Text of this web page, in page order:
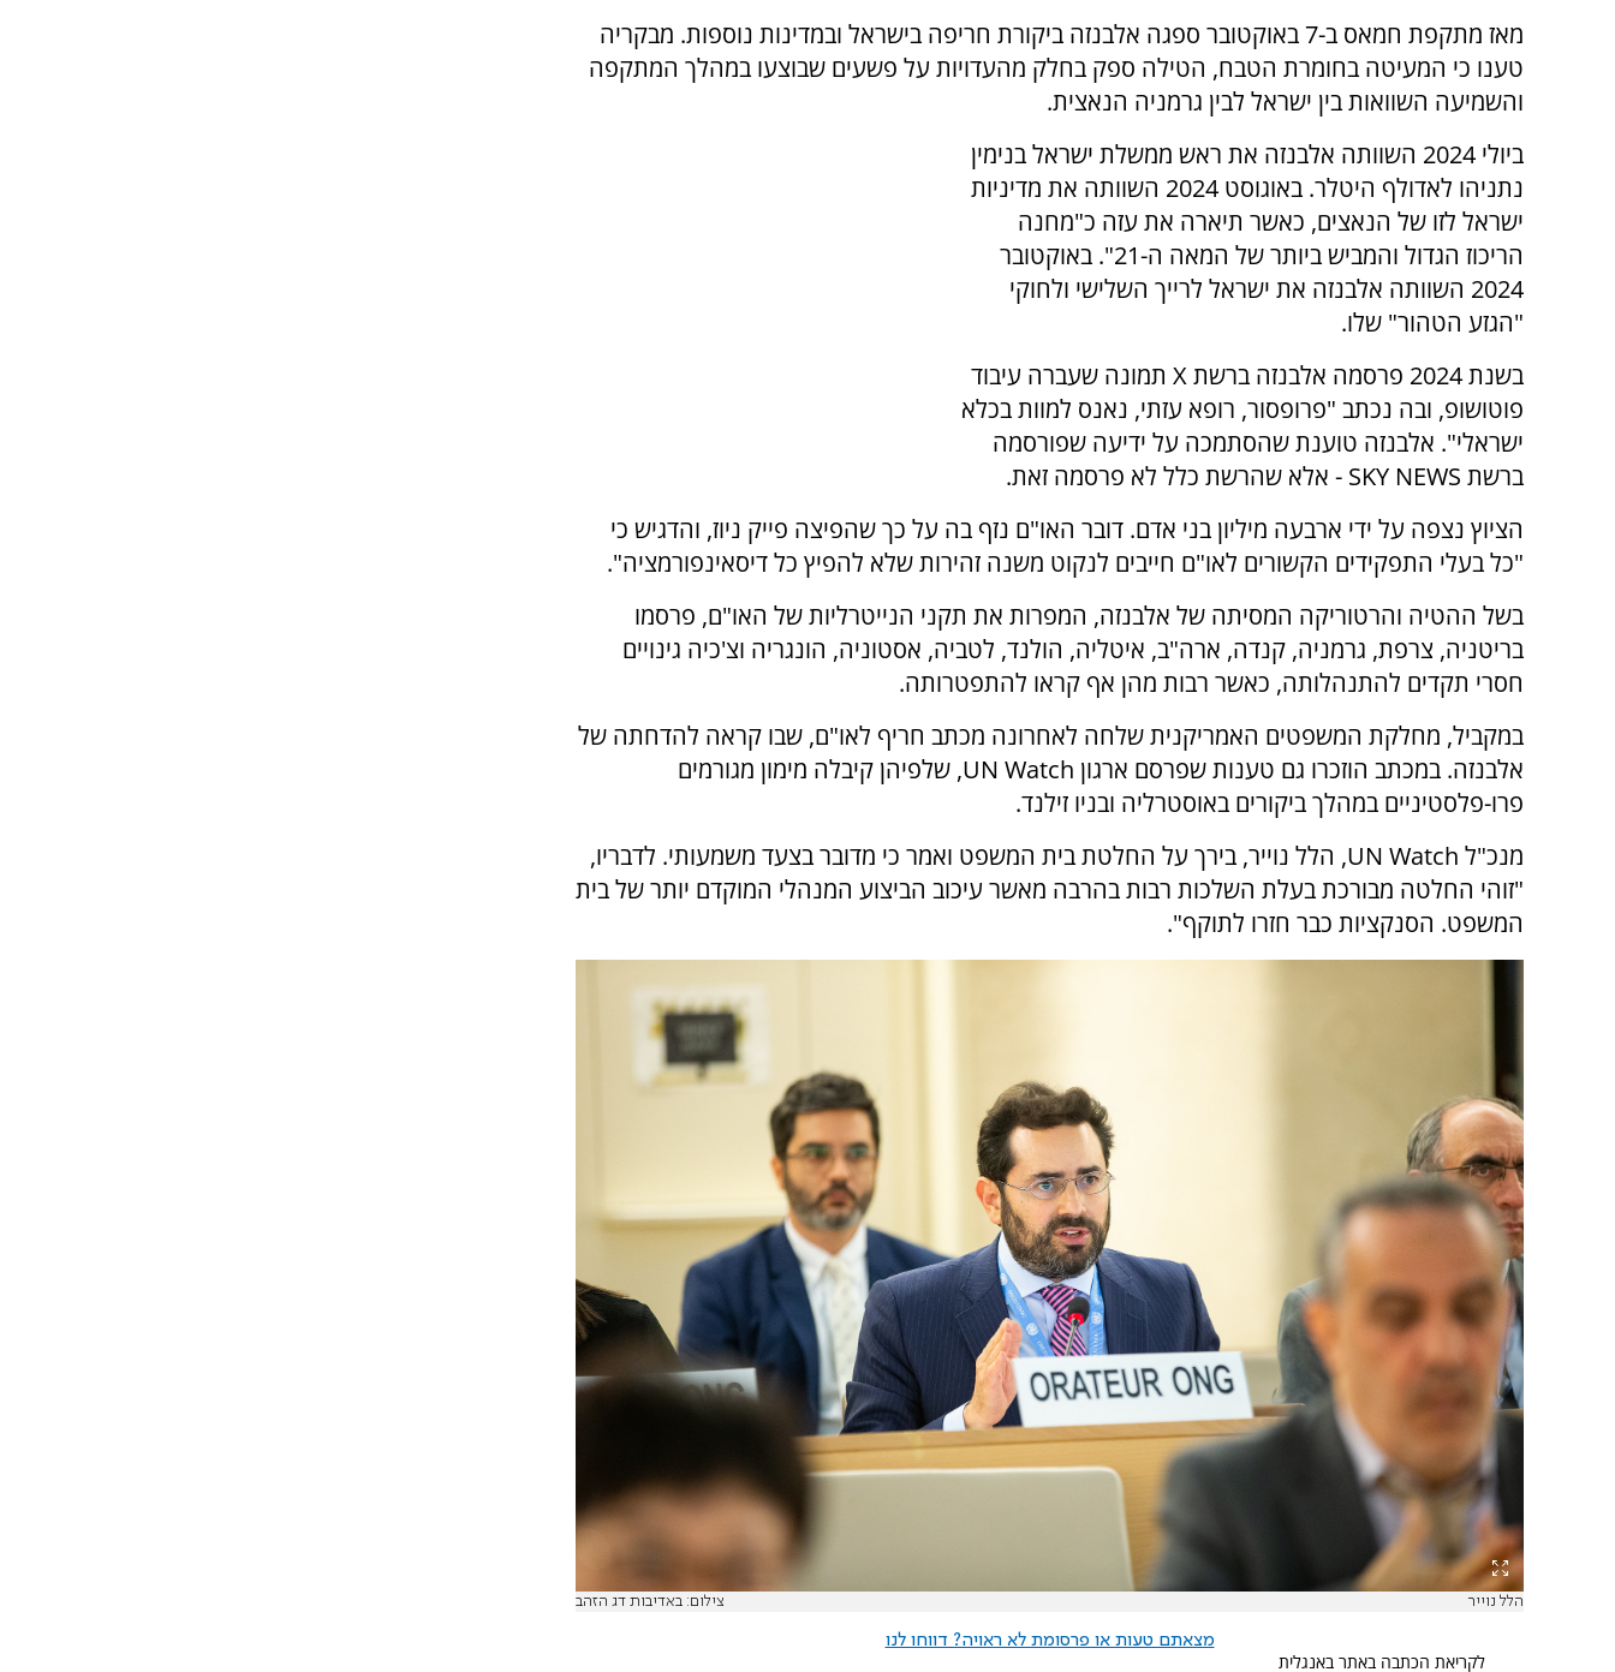
מאז מתקפת חמאס ב-7 באוקטובר ספגה אלבנזה ביקורת חריפה בישראל ובמדינות נוספות. מבקריה
טענו כי המעיטה בחומרת הטבח, הטילה ספק בחלק מהעדויות על פשעים שבוצעו במהלך המתקפה
והשמיעה השוואות בין ישראל לבין גרמניה הנאצית.
ביולי 2024 השוותה אלבנזה את ראש ממשלת ישראל בנימין
נתניהו לאדולף היטלר. באוגוסט 2024 השוותה את מדיניות
ישראל לזו של הנאצים, כאשר תיארה את עזה כ"מחנה
הריכוז הגדול והמביש ביותר של המאה ה-21". באוקטובר
2024 השוותה אלבנזה את ישראל לרייך השלישי ולחוקי
"הגזע הטהור" שלו.
בשנת 2024 פרסמה אלבנזה ברשת X תמונה שעברה עיבוד
פוטושופ, ובה נכתב "פרופסור, רופא עזתי, נאנס למוות בכלא
ישראלי". אלבנזה טוענת שהסתמכה על ידיעה שפורסמה
ברשת SKY NEWS - אלא שהרשת כלל לא פרסמה זאת.
הציוץ נצפה על ידי ארבעה מיליון בני אדם. דובר האו"ם נזף בה על כך שהפיצה פייק ניוז, והדגיש כי
"כל בעלי התפקידים הקשורים לאו"ם חייבים לנקוט משנה זהירות שלא להפיץ כל דיסאינפורמציה".
בשל ההטיה והרטוריקה המסיתה של אלבנזה, המפרות את תקני הנייטרליות של האו"ם, פרסמו
בריטניה, צרפת, גרמניה, קנדה, ארה"ב, איטליה, הולנד, לטביה, אסטוניה, הונגריה וצ'כיה גינויים
חסרי תקדים להתנהלותה, כאשר רבות מהן אף קראו להתפטרותה.
במקביל, מחלקת המשפטים האמריקנית שלחה לאחרונה מכתב חריף לאו"ם, שבו קראה להדחתה של
אלבנזה. במכתב הוזכרו גם טענות שפרסם ארגון UN Watch, שלפיהן קיבלה מימון מגורמים
פרו-פלסטיניים במהלך ביקורים באוסטרליה ובניו זילנד.
מנכ"ל UN Watch, הלל נוייר, בירך על החלטת בית המשפט ואמר כי מדובר בצעד משמעותי. לדבריו,
"זוהי החלטה מבורכת בעלת השלכות רבות בהרבה מאשר עיכוב הביצוע המנהלי המוקדם יותר של בית
המשפט. הסנקציות כבר חזרו לתוקף".
הלל נוייר צילום: באדיבות דג הזהב
מצאתם טעות או פרסומת לא ראויה? דווחו לנו
לקריאת הכתבה באתר באנגלית